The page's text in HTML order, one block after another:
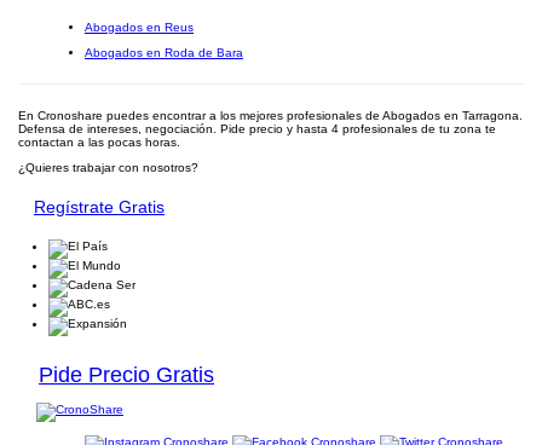
Abogados en Reus
Abogados en Roda de Bara
En Cronoshare puedes encontrar a los mejores profesionales de Abogados en Tarragona.
Defensa de intereses, negociación. Pide precio y hasta 4 profesionales de tu zona te
contactan a las pocas horas.
¿Quieres trabajar con nosotros?
Regístrate Gratis
Pide Precio Gratis